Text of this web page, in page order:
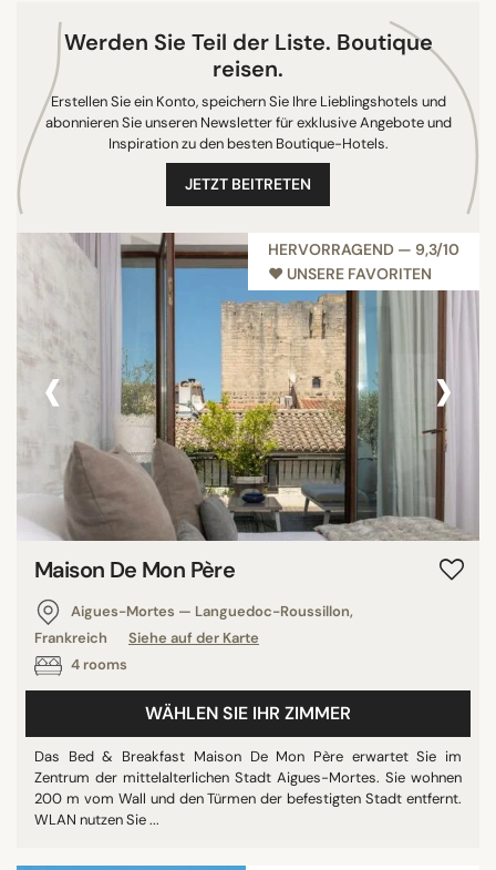
Werden Sie Teil der Liste. Boutique
reisen.
Erstellen Sie ein Konto, speichern Sie Ihre Lieblingshotels und
abonnieren Sie unseren Newsletter für exklusive Angebote und
Inspiration zu den besten Boutique-Hotels.
JETZT BEITRETEN
HERVORRAGEND — 9,3/10
♥︎ UNSERE FAVORITEN
‹ ›
Maison De Mon Père
Aigues-Mortes — Languedoc-Roussillon,
Frankreich
Siehe auf der Karte
4 rooms
WÄHLEN SIE IHR ZIMMER
Das Bed & Breakfast Maison De Mon Père erwartet Sie im
Zentrum der mittelalterlichen Stadt Aigues-Mortes. Sie wohnen
200 m vom Wall und den Türmen der befestigten Stadt entfernt.
WLAN nutzen Sie ...